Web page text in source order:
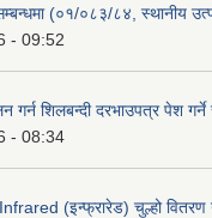
(०१/०८३/८४, स्थानीय
- 09:52
शिलबन्दी दरभाउपत्र पेश गर्ने
- 08:34
(इन्फ्रारेड) चुल्हो वितरण